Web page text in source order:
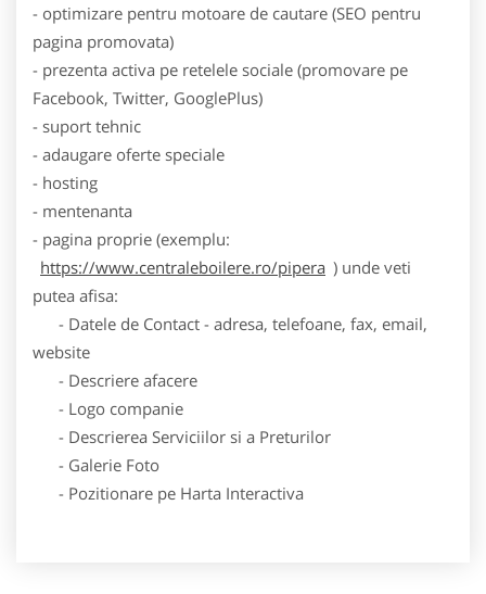
- optimizare pentru motoare de cautare (SEO pentru
pagina promovata)
- prezenta activa pe retelele sociale (promovare pe
Facebook, Twitter, GooglePlus)
- suport tehnic
- adaugare oferte speciale
- hosting
- mentenanta
- pagina proprie (exemplu:
https://www.centraleboilere.ro/pipera ) unde veti
putea afisa:
- Datele de Contact - adresa, telefoane, fax, email,
website
- Descriere afacere
- Logo companie
- Descrierea Serviciilor si a Preturilor
- Galerie Foto
- Pozitionare pe Harta Interactiva